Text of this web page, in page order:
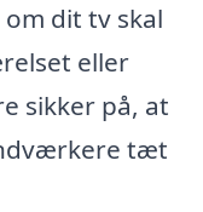
dit tv skal
eller
sikker på, at
tæt